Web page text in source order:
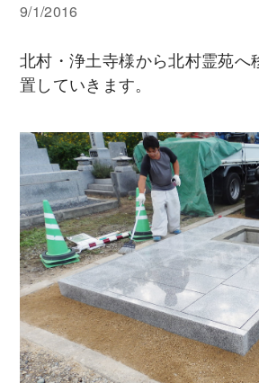
9/1/2016
北村・浄土寺様から北村霊苑へ
置していきます。